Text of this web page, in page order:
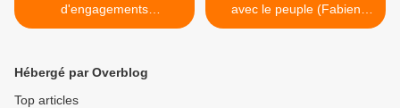
d'engagements
communistes en Finistère:
avec le peuple (Fabien
Roussel sur Public Sénat) >
Hébergé par Overblog
Top articles